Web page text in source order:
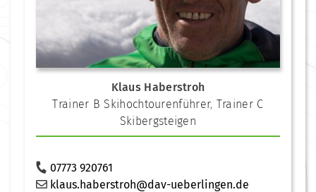
Klaus Haberstroh
Trainer B Skihochtourenführer, Trainer C
Skibergsteigen
07773 920761
klaus.haberstroh@dav-ueberlingen.de